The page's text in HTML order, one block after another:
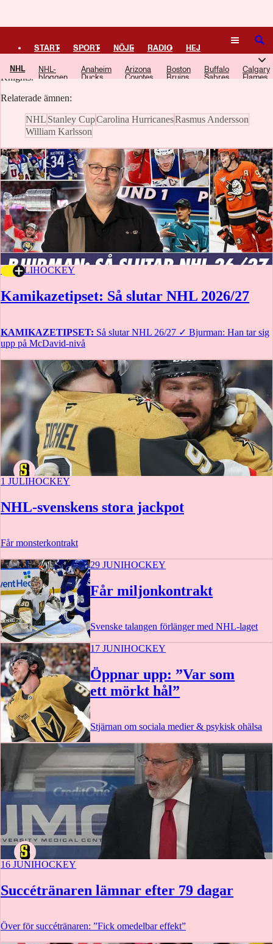
START SPORT NÖJE RADIO HEJ
PLUS TIPSA TV KULTUR LEDARE
SÖK
NHL
NHL-
bloggen
Anaheim
Ducks
Arizona
Coyotes
Boston
Bruins
Buffalo
Sabres
Calgary
Flames
Vegas Golden Knights
Här samlar vi artiklar, video och poddavsnitt om Vegas Golden
Knights.
Relaterade ämnen:
NHL Stanley CupCarolina HurricanesRasmus Andersson
William Karlsson
17 JULIHOCKEY
Kamikazetipset: Så slutar NHL 2026/27
KAMIKAZETIPSET: Så slutar NHL 26/27 ✓ Bjurman: Han tar sig
upp på McDavid-nivå
1 JULIHOCKEY
NHL-svenskens stora jackpot
Får monsterkontrakt
29 JUNIHOCKEY
Får miljonkontrakt
Svenske talangen förlänger med NHL-laget
17 JUNIHOCKEY
Öppnar upp: ”Var som
ett mörkt hål”
Stjärnan om sociala medier & psykisk ohälsa
16 JUNIHOCKEY
Succétränaren lämnar efter 79 dagar
Över för succétränaren: ”Fick omedelbar effekt”